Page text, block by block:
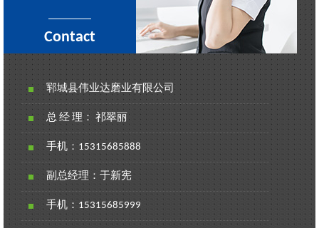
Contact
郓城县伟业达磨业有限公司
总 经 理： 祁翠丽
手机：15315685888
副总经理：于新宪
手机：15315685999